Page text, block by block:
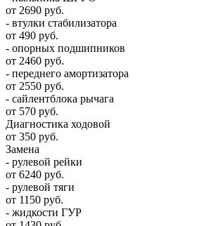
от 2690 руб.
- втулки стабилизатора
от 490 руб.
- опорных подшипников
от 2460 руб.
- переднего амортизатора
от 2550 руб.
- сайлентблока рычага
от 570 руб.
Диагностика ходовой
от 350 руб.
Замена
- рулевой рейки
от 6240 руб.
- рулевой тяги
от 1150 руб.
- жидкости ГУР